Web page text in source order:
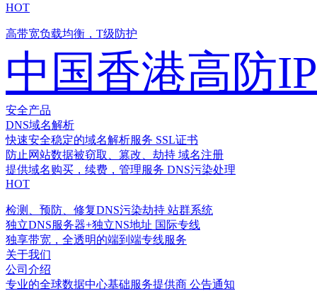
HOT
高带宽负载均衡，T级防护
中国香港高防IP
安全产品
DNS域名解析
快速安全稳定的域名解析服务 SSL证书
防止网站数据被窃取、篡改、劫持 域名注册
提供域名购买，续费，管理服务 DNS污染处理
HOT
检测、预防、修复DNS污染劫持 站群系统
独立DNS服务器+独立NS地址 国际专线
独享带宽，全透明的端到端专线服务
关于我们
公司介绍
专业的全球数据中心基础服务提供商 公告通知